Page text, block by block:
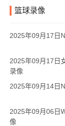
篮球录像
2025年09月17日
2025年09月17日
录像
2025年09月14日
2025年09月06日
像